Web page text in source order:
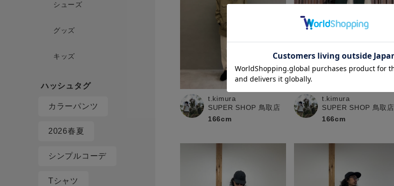
シューズ
グッズ
キッズ
カラーパンツ
2026春夏
シンプルコーデ
Tシャツ
t.kimura
SUPER SHOP 鳥取店
166cm
t.kimura
SUPER SHOP 鳥取店
166cm